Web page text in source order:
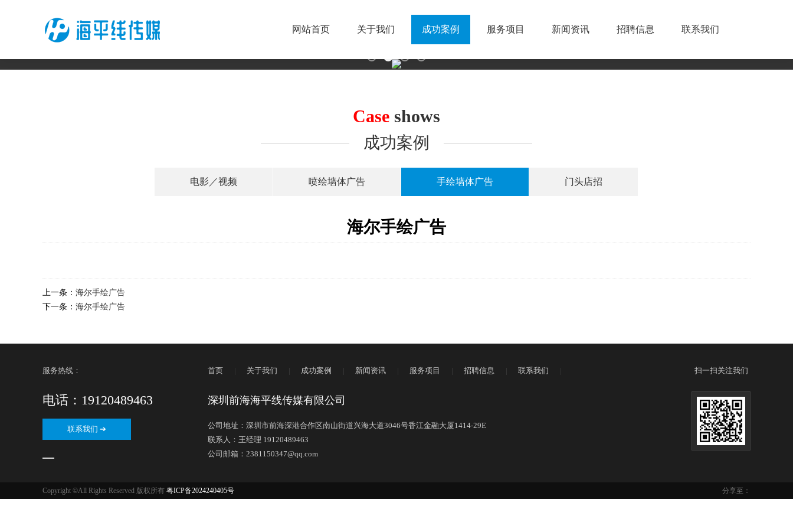
网站首页 关于我们 成功案例 服务项目 新闻资讯 招聘信息 联系我们
Case shows
成功案例
电影／视频 喷绘墙体广告 手绘墙体广告 门头店招
海尔手绘广告
上一条： 海尔手绘广告
下一条： 海尔手绘广告
服务热线：
电话：19120489463
联系我们 ➔
首页 关于我们 成功案例 新闻资讯 服务项目 招聘信息 联系我们
深圳前海海平线传媒有限公司
公司地址：深圳市前海深港合作区南山街道兴海大道3046号香江金融大厦1414-29E
联系人：王经理 19120489463
公司邮箱：2381150347@qq.com
扫一扫关注我们
分享至：
Copyright ©All Rights Reserved 版权所有 粤ICP备2024240405号